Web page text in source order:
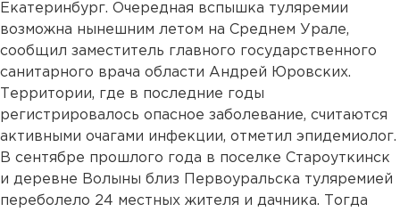
Екатеринбург. Очередная вспышка туляремии
возможна нынешним летом на Среднем Урале,
сообщил заместитель главного государственного
санитарного врача области Андрей Юровских.
Территории, где в последние годы
регистрировалось опасное заболевание, считаются
активными очагами инфекции, отметил эпидемиолог.
В сентябре прошлого года в поселке Староуткинск
и деревне Волыны близ Первоуральска туляремией
переболело 24 местных жителя и дачника. Тогда